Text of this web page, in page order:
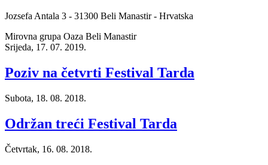
Jozsefa Antala 3 - 31300 Beli Manastir - Hrvatska
Mirovna grupa Oaza Beli Manastir
Srijeda, 17. 07. 2019.
Poziv na četvrti Festival Tarda
Subota, 18. 08. 2018.
Održan treći Festival Tarda
Četvrtak, 16. 08. 2018.